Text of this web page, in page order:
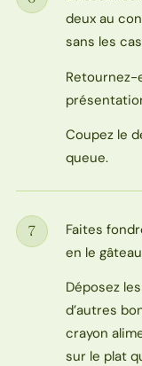
Étape
deux au
sans les
Retournez-
Coupez le
queue.
Étape
7
Faites
en le
Déposez
d’autres
crayon
sur le plat